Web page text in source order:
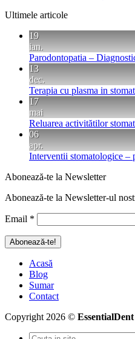
Ultimele articole
19
ian.
Parodontopatia –
13
dec.
Terapia cu plasma in
17
mai
Reluarea activitătilor
06
apr.
Interventii stomatologice –
Abonează-te la Newsletter
Abonează-te la Newsletter-ul
Email *
Acasă
Blog
Sumar
Contact
Copyright 2026 © EssentialDent